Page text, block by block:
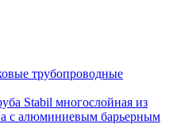
трубопроводные
Stabil многослойная из
с алюминиевым барьерным